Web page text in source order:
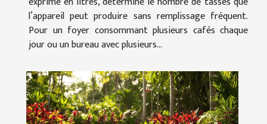
l’appareil peut produire sans remplissage fréquent.
Pour un foyer consommant plusieurs cafés chaque
jour ou un bureau avec plusieurs...